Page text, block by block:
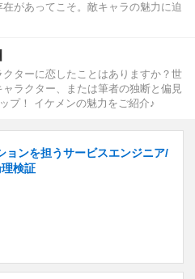
があってこそ。敵キャラの魅力に迫
ターに恋したことはありますか？世
ラクター、または筆者の独断と偏見
プ！ イケメンの魅力をご紹介♪
ョンを担うサービスエンジニア/
検証